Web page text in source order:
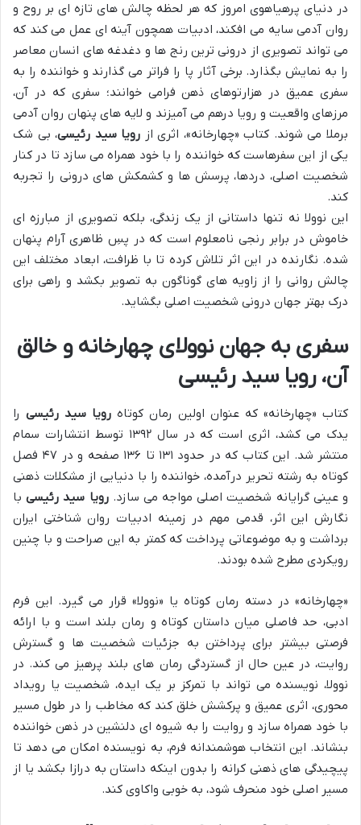
در دنیای پرهیاهوی امروز که هر لحظه چالش های تازه ای بر روح و
روان آدمی سایه می افکند، ادبیات همچون آینه ای عمل می کند که
می تواند تصویری از درونی ترین رنج ها و دغدغه های انسان معاصر
را به نمایش بگذارد. برخی آثار پا را فراتر می گذارند و خواننده را به
سفری عمیق در هزارتوهای ذهن فرامی خوانند؛ سفری که در آن،
مرزهای واقعیت و رویا درهم می آمیزند و لایه های پنهان روان آدمی
برملا می شوند. کتاب «چهارخانه»، اثری از رویا سید رئیسی، بی شک
یکی از این سفرهاست که خواننده را با خود همراه می سازد تا در کنار
شخصیت اصلی، دردها، پرسش ها و کشمکش های درونی را تجربه
کند.
این نوولا نه تنها داستانی از یک زندگی، بلکه تصویری از مبارزه ای
خاموش در برابر رنجی نامعلوم است که در پسِ ظاهری آرام پنهان
شده. نگارنده در این اثر تلاش کرده تا با ظرافت، ابعاد مختلف این
چالش روانی را از زاویه های گوناگون به تصویر بکشد و راهی برای
درک بهتر جهان درونی شخصیت اصلی بگشاید.
سفری به جهان نوولای چهارخانه و خالق
آن، رویا سید رئیسی
کتاب «چهارخانه» که عنوان اولین رمان کوتاه رویا سید رئیسی را
یدک می کشد، اثری است که در سال ۱۳۹۲ توسط انتشارات سمام
منتشر شد. این کتاب که در حدود ۱۳۱ تا ۱۳۶ صفحه و در ۴۷ فصل
کوتاه به رشته تحریر درآمده، خواننده را با دنیایی از مشکلات ذهنی
و عینی گرایانه شخصیت اصلی مواجه می سازد.رویا سید رئیسیبا
نگارش این اثر، قدمی مهم در زمینه ادبیات روان شناختی ایران
برداشت و به موضوعاتی پرداخت که کمتر به این صراحت و با چنین
رویکردی مطرح شده بودند.
«چهارخانه» در دسته رمان کوتاه یا «نوولا» قرار می گیرد. این فرم
ادبی، حد فاصلی میان داستان کوتاه و رمان بلند است و با ارائه
فرصتی بیشتر برای پرداختن به جزئیات شخصیت ها و گسترش
روایت، در عین حال از گستردگی رمان های بلند پرهیز می کند. در
نوولا، نویسنده می تواند با تمرکز بر یک ایده، شخصیت یا رویداد
محوری، اثری عمیق و پرکشش خلق کند که مخاطب را در طول مسیر
با خود همراه سازد و روایت را به شیوه ای دلنشین در ذهن خواننده
بنشاند. این انتخاب هوشمندانه فرم، به نویسنده امکان می دهد تا
پیچیدگی های ذهنی کرانه را بدون اینکه داستان به درازا بکشد یا از
مسیر اصلی خود منحرف شود، به خوبی واکاوی کند.